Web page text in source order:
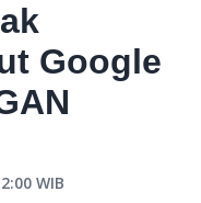
Google
WIB